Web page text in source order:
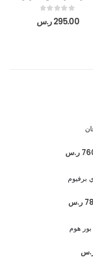
0
out of 5
295.00ر.س
ر.س
برفيوم
ر.س
هوم